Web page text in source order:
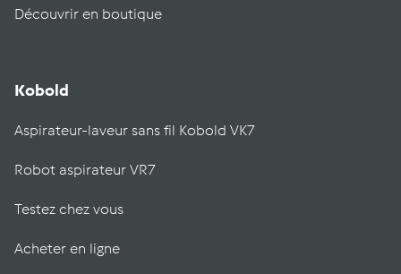
Découvrir en boutique
Kobold
Aspirateur-laveur sans fil Kobold VK7
Robot aspirateur VR7
Testez chez vous
Acheter en ligne